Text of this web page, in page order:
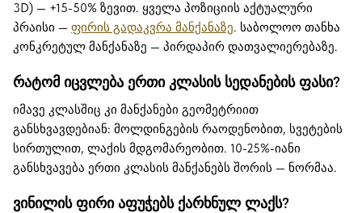
3D) — +15-50% ზევით. ყველა პოზიციის აქტუალური
პრაისი — ფირის გადაკვრა მანქანაზე. საბოლოო თანხა
კონკრეტულ მანქანაზე — პირდაპირ დათვალიერებაზე.
რატომ იცვლება ერთი კლასის სედანების ფასი?
იმავე კლასშიც კი მანქანები გეომეტრიით
განსხვავდებიან: მოლდინგების რაოდენობით, სვეტების
სირთულით, ლაქის მდგომარეობით. 10-25%-იანი
განსხვავება ერთი კლასის მანქანებს შორის — ნორმაა.
ვინილის ფირი აფუჭებს ქარხნულ ლაქს?